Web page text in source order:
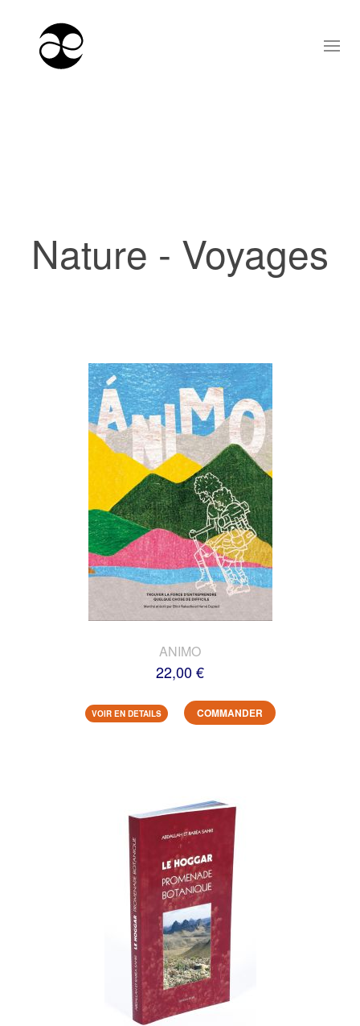
Nature - Voyages
ANIMO
22,00 €
VOIR EN DETAILS COMMANDER